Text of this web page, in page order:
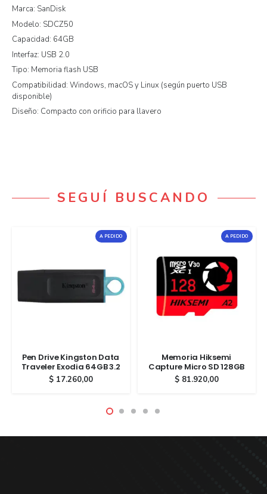
Marca: SanDisk
Modelo: SDCZ50
Capacidad: 64GB
Interfaz: USB 2.0
Tipo: Memoria flash USB
Compatibilidad: Windows, macOS y Linux (según puerto USB
disponible)
Diseño: Compacto con orificio para llavero
SEGUÍ BUSCANDO
A PEDIDO
Pen Drive Kingston Data
Traveler Exodia 64GB 3.2
$17.260,00
A PEDIDO
Memoria Hiksemi
Capture Micro SD 128GB
$81.920,00